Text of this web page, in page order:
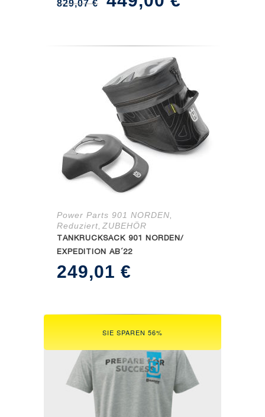
829,07€
829,07 €
Power Parts 901 NORDEN,
Reduziert, ZUBEHÖR
TANKRUCKSACK 901 NORDEN/
EXPEDITION AB´22
249,01 €
SIE SPAREN 56%